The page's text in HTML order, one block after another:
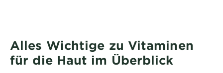
Alles Wichtige zu Vitaminen
für die Haut im Überblick